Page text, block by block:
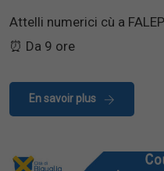
Attelli numerici cù a
⏰ Da 9 ore
En savoir plus